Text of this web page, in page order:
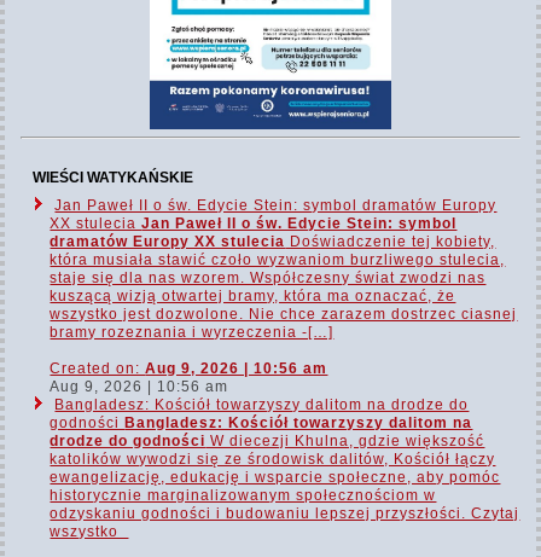
WIEŚCI WATYKAŃSKIE
Jan Paweł II o św. Edycie Stein: symbol dramatów Europy
XX stuleciaJan Paweł II o św. Edycie Stein: symbol
dramatów Europy XX stulecia Doświadczenie tej kobiety,
która musiała stawić czoło wyzwaniom burzliwego stulecia,
staje się dla nas wzorem. Współczesny świat zwodzi nas
kuszącą wizją otwartej bramy, która ma oznaczać, że
wszystko jest dozwolone. Nie chce zarazem dostrzec ciasnej
bramy rozeznania i wyrzeczenia -[…]
Created on:Aug 9, 2026 | 10:56 am
Aug 9, 2026 | 10:56 am
Bangladesz: Kościół towarzyszy dalitom na drodze do
godności Bangladesz: Kościół towarzyszy dalitom na
drodze do godności W diecezji Khulna, gdzie większość
katolików wywodzi się ze środowisk dalitów, Kościół łączy
ewangelizację, edukację i wsparcie społeczne, aby pomóc
historycznie marginalizowanym społecznościom w
odzyskaniu godności i budowaniu lepszej przyszłości. Czytaj
wszystko